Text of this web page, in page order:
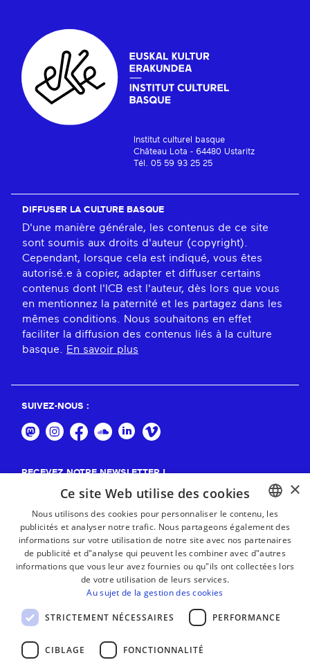
Institut culturel basque
Château Lota - 64480 Ustaritz
Tél. 05 59 93 25 25
DIFFUSER LA CULTURE BASQUE
D'une manière générale, les contenus de ce site
sont soumis aux droits d'auteur (copyright).
Cependant, lorsque cela est indiqué, vous êtes
autorisé.e à copier, adapter et diffuser certains
contenus dont l'ICB est l'auteur, dès lors que vous
en mentionnez la paternité et les partagez dans les
mêmes conditions. Nous souhaitons en effet
faciliter la diffusion des contenus liés à la culture
basque. En savoir plus
SUIVEZ-NOUS :
RECEVEZ NOTRE NEWSLETTER !
BASQUE
FRENCH
×
Ce site Web utilise des cookies
Nous utilisons des cookies pour personnaliser le contenu, les
publicités et analyser notre trafic. Nous partageons également des
informations sur votre utilisation de notre site avec nos partenaires
de publicité et d"analyse qui peuvent les combiner avec d"autres
informations que vous leur avez fournies ou qu"ils ont collectées lors
de votre utilisation de leurs services.
Au sujet de la gestion des cookies
STRICTEMENT NÉCESSAIRES PERFORMANCE
CIBLAGE FONCTIONNALITÉ